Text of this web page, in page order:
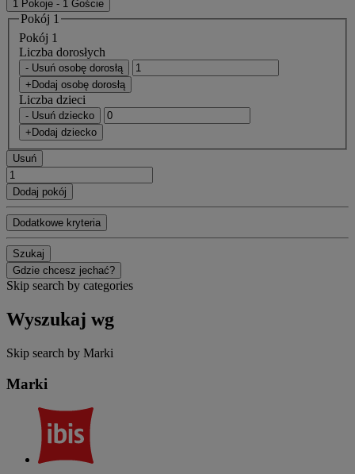
1 Pokoje - 1 Goście
Pokój 1
Pokój 1
Liczba dorosłych
- Usuń osobę dorosłą
+Dodaj osobę dorosłą
Liczba dzieci
- Usuń dziecko
+Dodaj dziecko
Usuń
Dodaj pokój
Dodatkowe kryteria
Szukaj
Gdzie chcesz jechać?
Skip search by categories
Wyszukaj wg
Skip search by Marki
Marki